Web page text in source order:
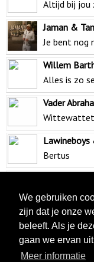
Altijd bij jou
Jaman &
Je bent nog
Willem
Alles is zo
Vader
Bertus
Hollanders
Belinda
Neem je
Jamie
We gebruiken
zijn dat je onze
beleeft. Als je
gaan we ervan
Meer informatie